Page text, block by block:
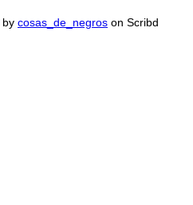
by cosas_de_negros on Scribd